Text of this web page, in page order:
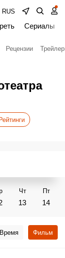
RUS
Сериалы
Рецензии
Чт
13
Пт
14
Время Фильм